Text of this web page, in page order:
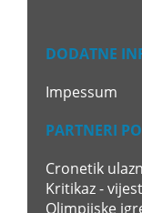
DODATNE
Impessum
PARTNERI
Cronetik
Kritikaz -
Olimpijske